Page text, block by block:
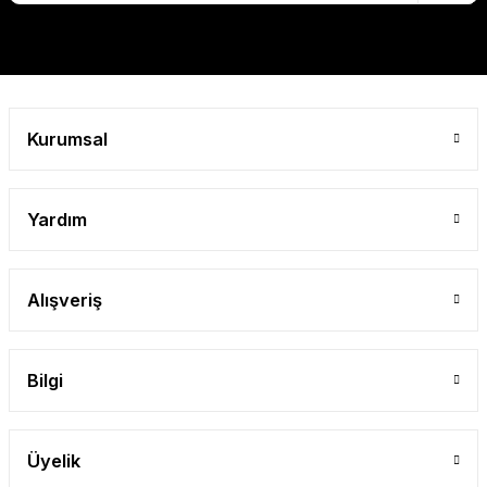
Kurumsal
Yardım
Alışveriş
Bilgi
Üyelik